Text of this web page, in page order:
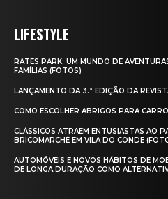
LIFESTYLE
RATES PARK: UM MUNDO DE
FAMÍLIAS (FOTOS)
LANÇAMENTO DA 3.ª EDIÇÃO DA
COMO ESCOLHER ABRIGOS PARA
CLÁSSICOS ATRAEM ENTUSIASTAS AO
BRICOMARCHÉ EM VILA DO CONDE
AUTOMÓVEIS E NOVOS HÁBITOS DE
DE LONGA DURAÇÃO COMO